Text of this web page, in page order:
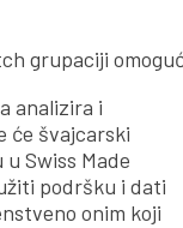
grupaciji
analizira i
će švajcarski
Swiss Made
podršku i dati
onim koji